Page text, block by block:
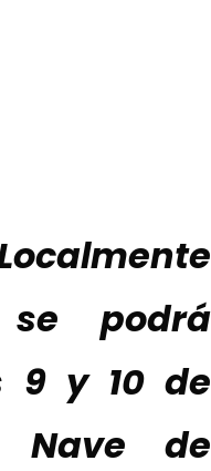
se podrá
9 y 10 de
de